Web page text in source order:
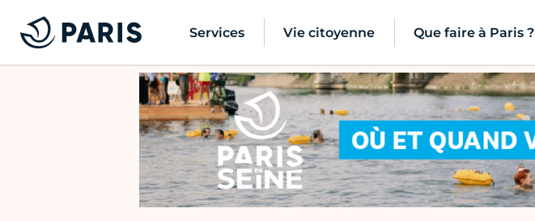
Services Vie citoyenne Que faire à Paris ?